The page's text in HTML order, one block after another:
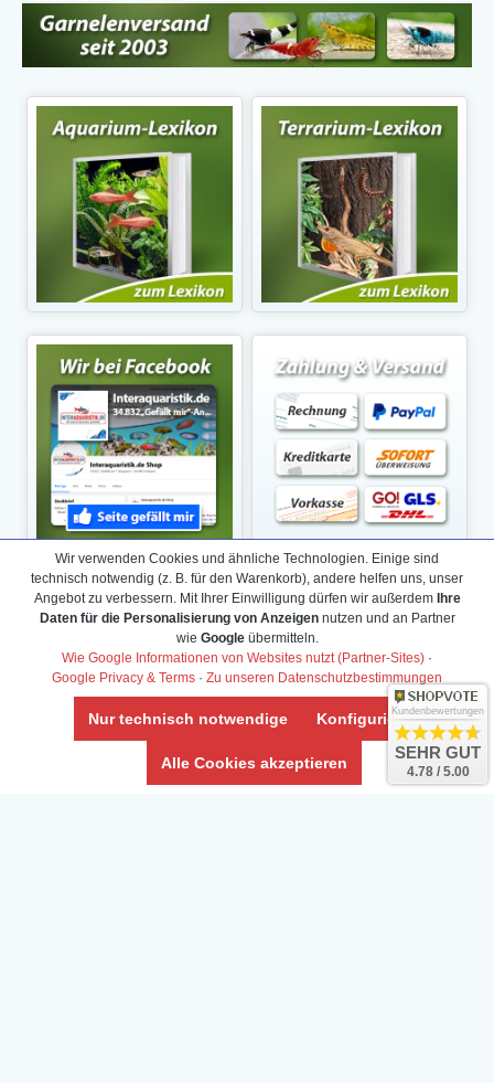
Wir verwenden Cookies und ähnliche Technologien. Einige sind
technisch notwendig (z. B. für den Warenkorb), andere helfen uns, unser
Angebot zu verbessern. Mit Ihrer Einwilligung dürfen wir außerdem Ihre
Daten für die Personalisierung von Anzeigennutzen und an Partner
wie Googleübermitteln.
Wie Google Informationen von Websites nutzt (Partner-Sites) ·
Google Privacy & Terms · Zu unseren Datenschutzbestimmungen
Nur technisch notwendige Konfigurieren
Alle Cookies akzeptieren
Kundenbewertungen
SEHR GUT
4.78 / 5.00